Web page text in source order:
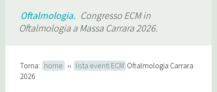
Oftalmologia. Congresso ECM in
Oftalmologia a Massa Carrara 2026.
Torna: home ‹‹ lista eventi ECM Oftalmologia Carrara
2026